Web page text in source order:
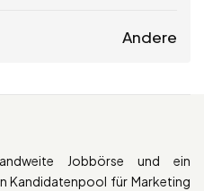
Andere
Jobbörse und ein
Kandidatenpool für Marketing